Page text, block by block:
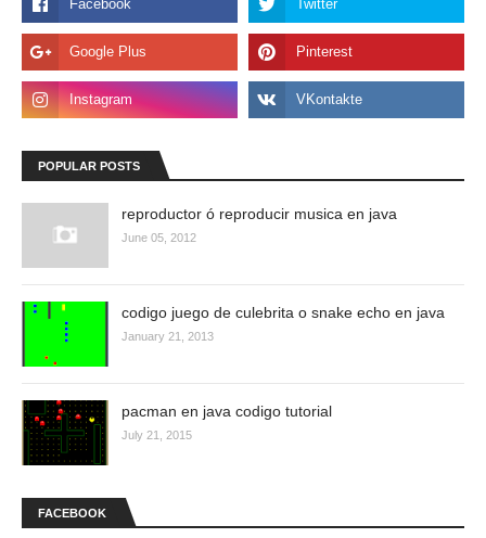
POPULAR POSTS
reproductor ó reproducir musica en java
June 05, 2012
codigo juego de culebrita o snake echo en java
January 21, 2013
pacman en java codigo tutorial
July 21, 2015
FACEBOOK